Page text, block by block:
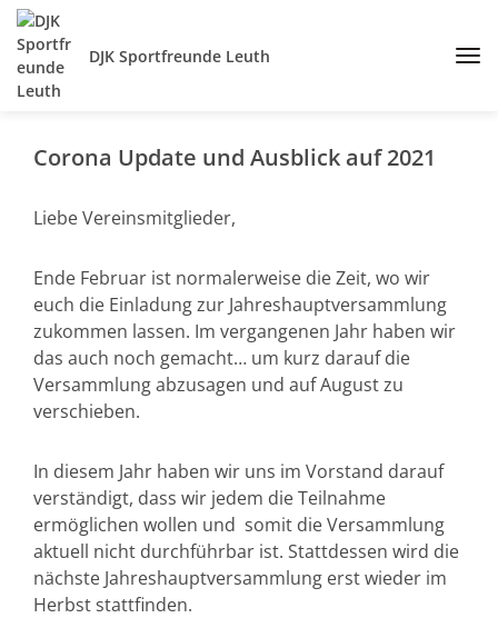
DJK Sportfreunde Leuth
Corona Update und Ausblick auf 2021
Liebe Vereinsmitglieder,
Ende Februar ist normalerweise die Zeit, wo wir
euch die Einladung zur Jahreshauptversammlung
zukommen lassen. Im vergangenen Jahr haben wir
das auch noch gemacht… um kurz darauf die
Versammlung abzusagen und auf August zu
verschieben.
In diesem Jahr haben wir uns im Vorstand darauf
verständigt, dass wir jedem die Teilnahme
ermöglichen wollen und somit die Versammlung
aktuell nicht durchführbar ist. Stattdessen wird die
nächste Jahreshauptversammlung erst wieder im
Herbst stattfinden.